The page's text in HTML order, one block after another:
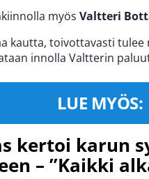
myös Valtteri
kautta, toivottavasti
innolla Valtterin
LUE MYÖS:
kertoi karun
– ”Kaikki